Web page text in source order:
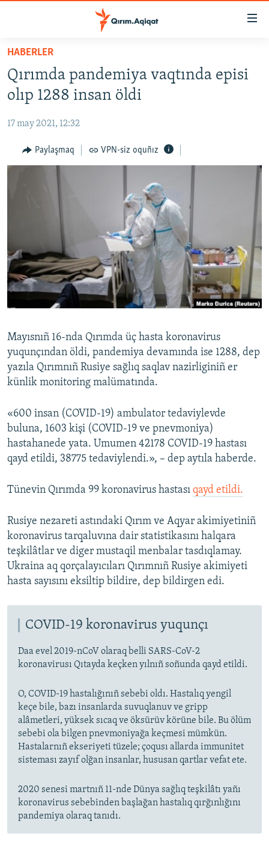
Esas
qaytmaq
Baş
navigatsiyağa
qaytmaq
qaytmaq
HABERLER
SİYASET
İQTİSADİYAT
CEMİYET
MEDENİYET
FİKİR
Русский
Українською
QOŞULIÑIZ!
HABERLER
Qırımda pandemiya vaqtında episi
olıp 1288 insan öldi
17 may 2021, 12:32
Paylaşmaq VPN-siz oquñız
Mayısnıñ 16-nda Qırımda üç hasta koronavirus
yuqunçından öldi, pandemiya devamında ise 1288, dep
yazıla Qırımnıñ Rusiye sağlıq saqlav nazirliginiñ er
künlik monitoring malümatında.
«600 insan (COVID-19) ambulator tedaviylevde
buluna, 1603 kişi (COVID-19 ve pnevmoniya)
hastahanede yata. Umumen 42178 COVID-19 hastası
qayd etildi, 38775 tedaviylendi.», – dep aytıla haberde.
Tünevin Qırımda 99 koronavirus hastası qayd etildi.
Rusiye nezareti astındaki Qırım ve Aqyar akimiyetiniñ
koronavirus tarqaluvına dair statistikasını halqara
teşkilâtlar ve diger mustaqil menbalar tasdıqlamay.
Ukraina aq qorçalayıcıları Qırımnıñ Rusiye akimiyeti
hasta sayısını eksiltip bildire, dep bildirgen edi.
COVID-19 koronavirus yuqunçı
Daa evel 2019-nCoV olaraq belli SARS-CoV-2
koronavirusı Qıtayda keçken yılnıñ soñunda qayd etildi.
O, COVID-19 hastalığınıñ sebebi oldı. Hastalıq yengil
keçe bile, bazı insanlarda suvuqlanuv ve gripp
alâmetleri, yüksek sıcaq ve öksürüv körüne bile. Bu ölüm
sebebi ola bilgen pnevmoniyağa keçmesi mümkün.
Hastalarnıñ ekseriyeti tüzele; çoqusı allarda immunitet
sisteması zayıf olğan insanlar, hususan qartlar vefat ete.
2020 senesi martnıñ 11-nde Dünya sağlıq teşkilâtı yañı
koronavirus sebebinden başlağan hastalıq qırğınlığını
pandemiya olaraq tanıdı.